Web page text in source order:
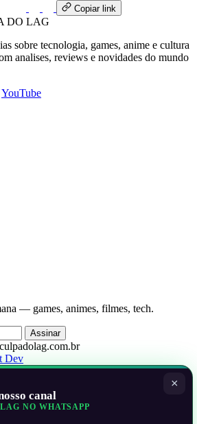
Copiar link
DO LAG
sobre tecnologia, games, anime e cultura
analises, reviews e novidades do mundo
YouTube
— games, animes, filmes, tech.
Assinar
Dev
×
canal
NO WHATSAPP